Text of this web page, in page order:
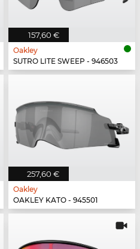
157,60 €
Oakley
SUTRO LITE SWEEP - 946503
257,60 €
Oakley
OAKLEY KATO - 945501